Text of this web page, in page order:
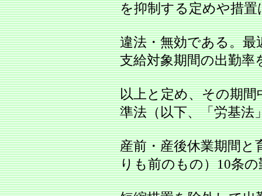
を抑制する定めや措置
違法・無効である。
支給対象期間の出勤率
以上と定め、その期
準法（以下、「労基法
産前・産後休業期間と
りも前のもの）10条の